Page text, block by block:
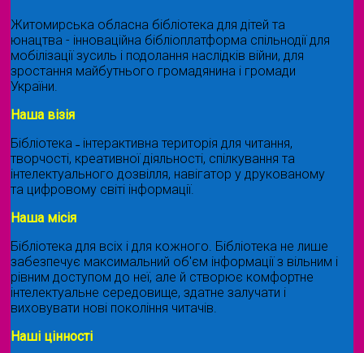
Житомирська обласна бібліотека для дітей та
юнацтва - інноваційна бібліоплатформа спільнодії для
мобілізації зусиль і подолання наслідків війни, для
зростання майбутнього громадянина і громади
України.
Наша візія
Бібліотека ˗ інтерактивна територія для читання,
творчості, креативної діяльності, спілкування та
інтелектуального дозвілля, навігатор у друкованому
та цифровому світі інформації.
Наша місія
Бібліотека для всіх і для кожного. Бібліотека не лише
забезпечує максимальний об'єм інформації з вільним і
рівним доступом до неї, але й створює комфортне
інтелектуальне середовище, здатне залучати і
виховувати нові покоління читачів.
Наші цінності